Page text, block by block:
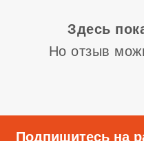
Здесь
Но отзыв
Подпишитесь на